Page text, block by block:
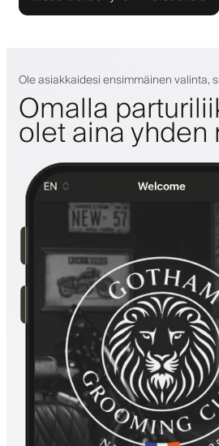
Ole asiakkaidesi ensimmäinen valinta,
Omalla
olet aina